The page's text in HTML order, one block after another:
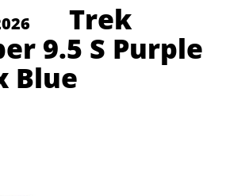
Trek
9.5 S Purple
Blue